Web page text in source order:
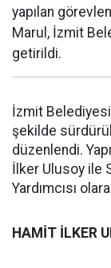
yapılan
Marul, İzmit
getirildi.
İzmit
şekilde
düzenlendi.
İlker Ulusoy ile
Yardımcısı
HAMİT İLKER